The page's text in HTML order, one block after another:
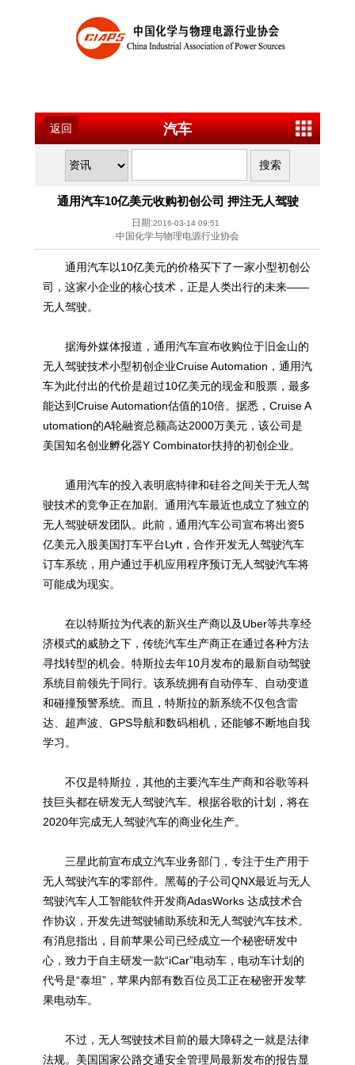
返回 汽车
通用汽车10亿美元收购初创公司 押注无人驾驶
日期:2016-03-14 09:51
中国化学与物理电源行业协会
通用汽车以10亿美元的价格买下了一家小型初创公
司，这家小企业的核心技术，正是人类出行的未来——
无人驾驶。
据海外媒体报道，通用汽车宣布收购位于旧金山的
无人驾驶技术小型初创企业Cruise Automation，通用汽
车为此付出的代价是超过10亿美元的现金和股票，最多
能达到Cruise Automation估值的10倍。据悉，Cruise A
utomation的A轮融资总额高达2000万美元，该公司是
美国知名创业孵化器Y Combinator扶持的初创企业。
通用汽车的投入表明底特律和硅谷之间关于无人驾
驶技术的竞争正在加剧。通用汽车最近也成立了独立的
无人驾驶研发团队。此前，通用汽车公司宣布将出资5
亿美元入股美国打车平台Lyft，合作开发无人驾驶汽车
订车系统，用户通过手机应用程序预订无人驾驶汽车将
可能成为现实。
在以特斯拉为代表的新兴生产商以及Uber等共享经
济模式的威胁之下，传统汽车生产商正在通过各种方法
寻找转型的机会。特斯拉去年10月发布的最新自动驾驶
系统目前领先于同行。该系统拥有自动停车、自动变道
和碰撞预警系统。而且，特斯拉的新系统不仅包含雷
达、超声波、GPS导航和数码相机，还能够不断地自我
学习。
不仅是特斯拉，其他的主要汽车生产商和谷歌等科
技巨头都在研发无人驾驶汽车。根据谷歌的计划，将在
2020年完成无人驾驶汽车的商业化生产。
三星此前宣布成立汽车业务部门，专注于生产用于
无人驾驶汽车的零部件。黑莓的子公司QNX最近与无人
驾驶汽车人工智能软件开发商AdasWorks 达成技术合
作协议，开发先进驾驶辅助系统和无人驾驶汽车技术。
有消息指出，目前苹果公司已经成立一个秘密研发中
心，致力于自主研发一款“iCar”电动车，电动车计划的
代号是“泰坦”，苹果内部有数百位员工正在秘密开发苹
果电动车。
不过，无人驾驶技术目前的最大障碍之一就是法律
法规。美国国家公路交通安全管理局最新发布的报告显